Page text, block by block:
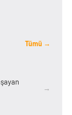
Tümü →
→